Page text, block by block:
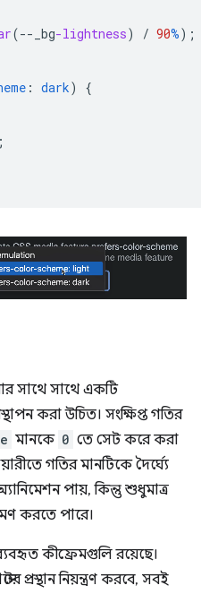
(-- _bg-lightness) / 90%);
: dark)
{
;
সাথে সাথে একটি
করা উচিত। সংক্ষিপ্ত গতির
মানকে 0 তে সেট করে করা
গতির মানটিকে দৈর্ঘ্যে
পায়, কিন্তু শুধুমাত্র
করতে পারে।
কীফ্রেমগুলি রয়েছে।
প্রস্থান নিয়ন্ত্রণ করবে, সবই